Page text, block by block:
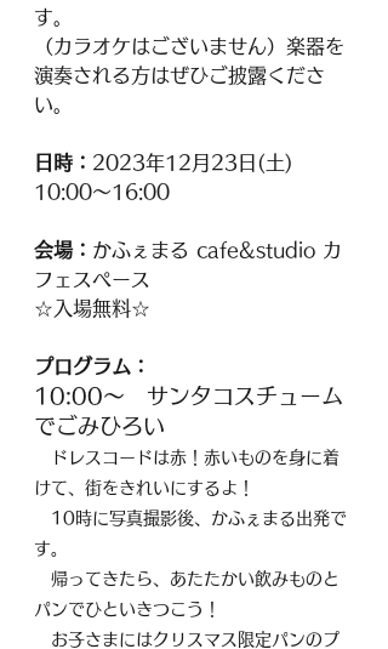
す。
（カラオケはございません）楽器を
演奏される方はぜひご披露くださ
い。
日時： 2023年12月23日(土)
10:00～16:00
会場： かふぇまる cafe&studio カ
フェスペース
☆入場無料☆
プログラム：
10:00〜　サンタコスチューム
でごみひろい
ドレスコードは赤！赤いものを身に着
けて、街をきれいにするよ！
10時に写真撮影後、かふぇまる出発で
す。
帰ってきたら、あたたかい飲みものと
パンでひといきつこう！
お子さまにはクリスマス限定パンのプ